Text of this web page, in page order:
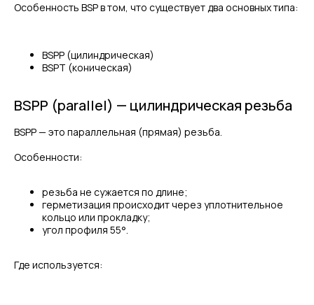
Особенность BSP в том, что существует два основных типа:
BSPP (цилиндрическая)
BSPT (коническая)
BSPP (parallel) — цилиндрическая резьба
BSPP — это параллельная (прямая) резьба.
Особенности:
резьба не сужается по длине;
герметизация происходит через уплотнительное
кольцо или прокладку;
угол профиля 55°.
Где используется: